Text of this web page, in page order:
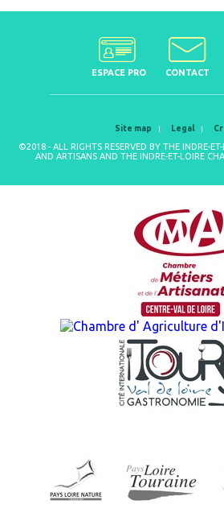
ESPACE PRO CONTACT
Site map Legal
©2018 - ALL RIGHTS RESERVED BY THE INDRE-
AND ARTISANS AND THE INDRE-ET-LOIRE